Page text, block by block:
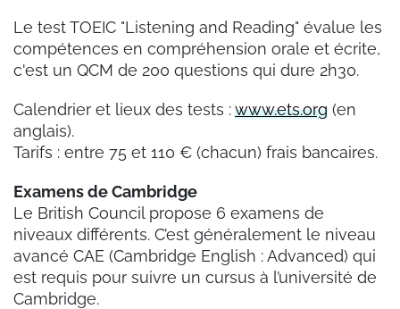
Le test TOEIC "Listening and Reading" évalue les
compétences en compréhension orale et écrite,
c'est un QCM de 200 questions qui dure 2h30.
Calendrier et lieux des tests :www.ets.org (en
anglais).
Tarifs : entre 75 et 110 € (chacun) frais bancaires.
Examens de Cambridge
Le British Council propose 6 examens de
niveaux différents. C’est généralement le niveau
avancé CAE (Cambridge English : Advanced) qui
est requis pour suivre un cursus à l’université de
Cambridge.